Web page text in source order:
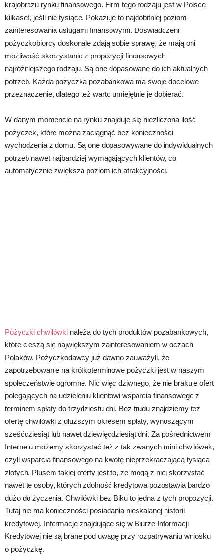
krajobrazu rynku finansowego. Firm tego rodzaju jest w Polsce
kilkaset, jeśli nie tysiące. Pokazuje to najdobitniej poziom
zainteresowania usługami finansowymi. Doświadczeni
pożyczkobiorcy doskonale zdają sobie sprawę, że mają oni
możliwość skorzystania z propozycji finansowych
najróżniejszego rodzaju. Są one dopasowane do ich aktualnych
potrzeb. Każda pożyczka pozabankowa ma swoje docelowe
przeznaczenie, dlatego też warto umiejętnie je dobierać.
W danym momencie na rynku znajduje się niezliczona ilość
pożyczek, które można zaciągnąć bez konieczności
wychodzenia z domu. Są one dopasowywane do indywidualnych
potrzeb nawet najbardziej wymagających klientów, co
automatycznie zwiększa poziom ich atrakcyjności.
Pożyczki chwilówki należą do tych produktów pozabankowych,
które cieszą się największym zainteresowaniem w oczach
Polaków. Pożyczkodawcy już dawno zauważyli, że
zapotrzebowanie na krótkoterminowe pożyczki jest w naszym
społeczeństwie ogromne. Nic więc dziwnego, że nie brakuje ofert
polegających na udzieleniu klientowi wsparcia finansowego z
terminem spłaty do trzydziestu dni. Bez trudu znajdziemy też
ofertę chwilówki z dłuższym okresem spłaty, wynoszącym
sześćdziesiąt lub nawet dziewięćdziesiąt dni. Za pośrednictwem
Internetu możemy skorzystać też z tak zwanych mini chwilówek,
czyli wsparcia finansowego na kwotę nieprzekraczającą tysiąca
złotych. Plusem takiej oferty jest to, że mogą z niej skorzystać
nawet te osoby, których zdolność kredytowa pozostawia bardzo
dużo do życzenia. Chwilówki bez Biku to jedna z tych propozycji.
Tutaj nie ma konieczności posiadania nieskalanej historii
kredytowej. Informacje znajdujące się w Biurze Informacji
Kredytowej nie są brane pod uwagę przy rozpatrywaniu wniosku
o pożyczkę.